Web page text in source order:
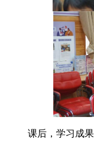
课后，学习成